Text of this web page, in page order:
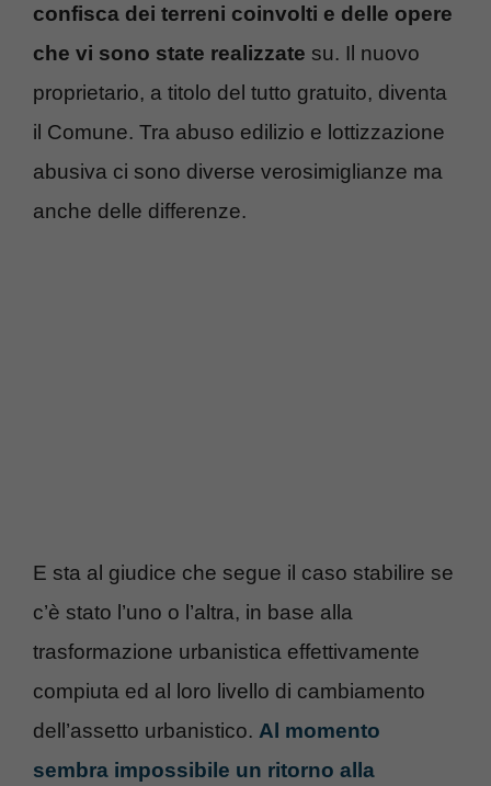
confisca dei terreni coinvolti e delle opere
che vi sono state realizzate su. Il nuovo
proprietario, a titolo del tutto gratuito, diventa
il Comune. Tra abuso edilizio e lottizzazione
abusiva ci sono diverse verosimiglianze ma
anche delle differenze.
E sta al giudice che segue il caso stabilire se
c’è stato l’uno o l’altra, in base alla
trasformazione urbanistica effettivamente
compiuta ed al loro livello di cambiamento
dell’assetto urbanistico. Al momento
sembra impossibile un ritorno alla